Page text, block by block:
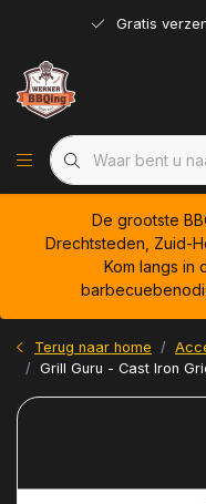
Gratis
De grootste
Drechtsteden, Zuid-
Kom langs in
Terug naar home
Grill Guru - Cast Iron